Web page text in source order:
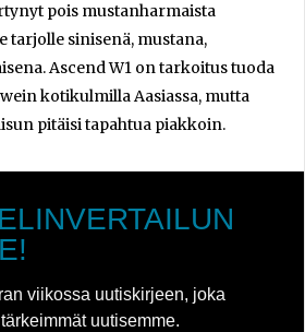
pois mustanharmaista
tarjolle sinisenä, mustana,
Ascend W1 on tarkoitus tuoda
kotikulmilla Aasiassa, mutta
pitäisi tapahtua piakkoin.
viikossa uutiskirjeen, joka
uutisemme.